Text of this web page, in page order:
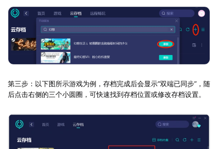
第三步：以下图所示游戏为例，存档完成后会显示“双端已同步”，随
后点击右侧的三个小圆圈，可快速找到存档位置或修改存档设置。